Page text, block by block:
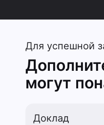
Для успешной
могут
Доклад